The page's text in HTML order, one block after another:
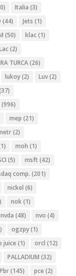
Italia (3)
(44) Jets (1)
(50) klac(1)
(2)
TURCA(26)
lukoy(2) Luv(2)
(996)
mep (21)
(2)
moh (1)
(5) msft (42)
comp. (201)
nickel (6)
nok(1)
nvda (48) nvo (4)
ogzpy(1)
juice (1) orcl (12)
PALLADIUM (32)
Pbr(145) pce (2)